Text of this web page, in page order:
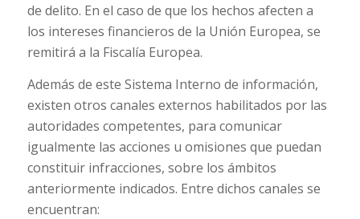
de delito. En el caso de que los hechos afecten a
los intereses financieros de la Unión Europea, se
remitirá a la Fiscalía Europea.
Además de este Sistema Interno de información,
existen otros canales externos habilitados por las
autoridades competentes, para comunicar
igualmente las acciones u omisiones que puedan
constituir infracciones, sobre los ámbitos
anteriormente indicados. Entre dichos canales se
encuentran: